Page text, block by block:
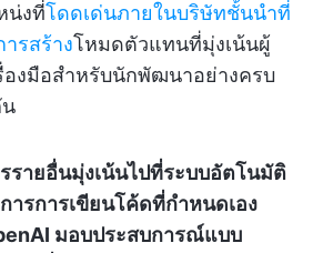
น่งที่โดดเด่นภายในบริษัทชั้นนำที่
รสร้างโหมดตัวแทนที่มุ่งเน้นผู้
องมือสำหรับนักพัฒนาอย่างครบ
ายอื่นมุ่งเน้นไปที่ระบบอัตโนมัติ
ารการเขียนโค้ดที่กำหนดเอง
มอบประสบการณ์แบบ